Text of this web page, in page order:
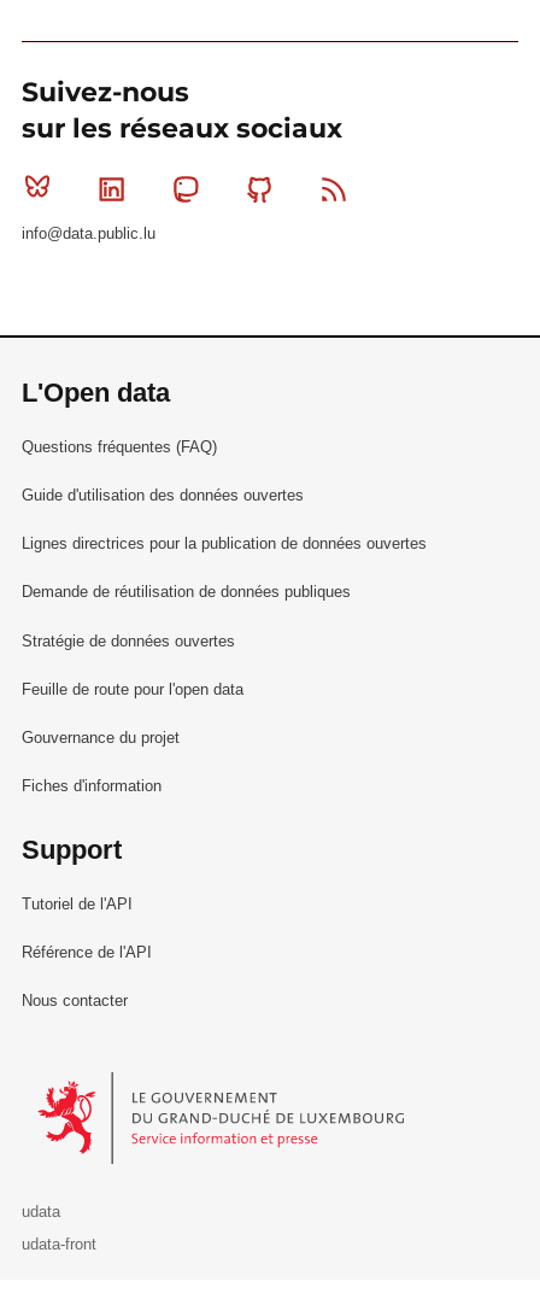
Suivez-nous
sur les réseaux sociaux
Bluesky Linkedin MastodonGithub
info@data.public.lu
L'Open data
Questions fréquentes (FAQ)
Guide d'utilisation des données ouvertes
Lignes directrices pour la publication de données ouvertes
Demande de réutilisation de données publiques
Stratégie de données ouvertes
Feuille de route pour l'open data
Gouvernance du projet
Fiches d'information
Support
Tutoriel de l'API
Référence de l'API
Nous contacter
Le Gouvernement du Grand-Duché de Luxembourg - Service
udata
udata-front